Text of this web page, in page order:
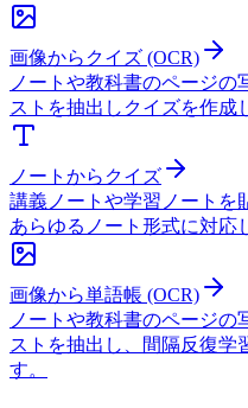
画像からクイズ (OCR)
ノートや教科書のページ
ストを抽出しクイズを作成
ノートからクイズ
講義ノートや学習ノートを
あらゆるノート形式に対応
画像から単語帳 (OCR)
ノートや教科書のページ
ストを抽出し、間隔反復学
す。